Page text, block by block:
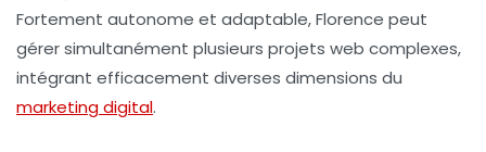
Fortement autonome et adaptable, Florence peut
gérer simultanément plusieurs projets web complexes,
intégrant efficacement diverses dimensions du
marketing digital.